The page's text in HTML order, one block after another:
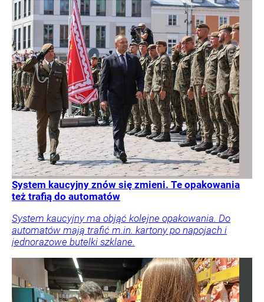
System kaucyjny znów się zmieni. Te opakowania
też trafią do automatów
System kaucyjny ma objąć kolejne opakowania. Do
automatów mają trafić m.in. kartony po napojach i
jednorazowe butelki szklane.